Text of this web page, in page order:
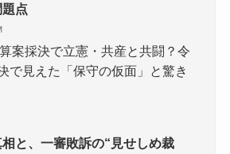
点
案採決で立憲・共産と共闘？令
で見えた「保守の仮面」と驚き
と、一審敗訴の“見せしめ裁